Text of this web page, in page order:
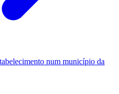
num município da